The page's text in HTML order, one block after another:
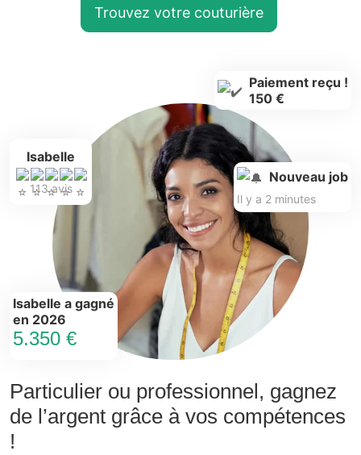
Trouvez votre couturière
Particulier ou professionnel, gagnez
de l’argent grâce à vos compétences
!
Isabelle
113 avis
Isabelle a gagné
en 2026
5.350 €
Paiement reçu !
150 €
Nouveau job
Il y a 2 minutes